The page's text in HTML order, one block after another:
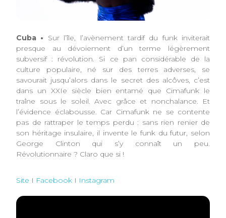
Cuba • Sur l’île, l’avènement tardif du funk inviterait
presque au dévoiement d’un terme légèrement
subversif : révolution. Si ce pan considérable de la
culture populaire, né sur des terres adverses, se
savourait jusqu’alors dans le secret des alcôves, c’est
dans un XXIe siècle bien entamé que Cimafunk le
traîne sous le soleil. Avec grâce et nonchalance. Et
l’évidence éclabousse. Car Cimafunk ne se contente
pas de rattraper le temps perdu : sans rien renier de
son héritage insulaire, il invente le funk du futur, selon
George Clinton qui s’y connaît un peu.
Révolutionnaire ? Claro que si !
Site I Facebook I Instagram